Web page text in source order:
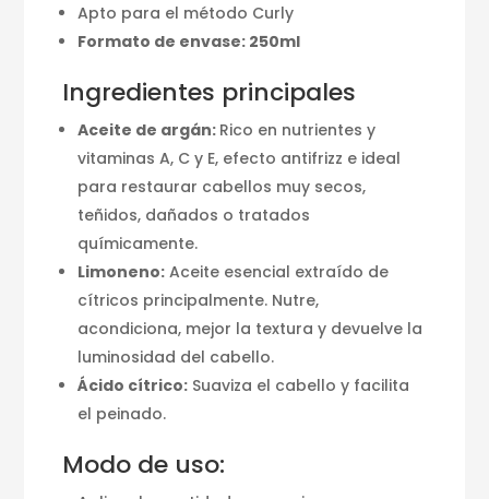
Apto para el método Curly
Formato de envase: 250ml
Ingredientes principales
Aceite de argán: Rico en nutrientes y
vitaminas A, C y E, efecto antifrizz e ideal
para restaurar cabellos muy secos,
teñidos, dañados o tratados
químicamente.
Limoneno: Aceite esencial extraído de
cítricos principalmente. Nutre,
acondiciona, mejor la textura y devuelve la
luminosidad del cabello.
Ácido cítrico: Suaviza el cabello y facilita
el peinado.
Modo de uso: